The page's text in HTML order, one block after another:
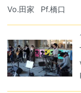
Vo.田家 Pf.橋口